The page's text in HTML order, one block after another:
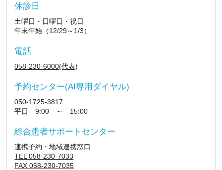
休診日
土曜日・日曜日・祝日
年末年始（12/29～1/3）
電話
058-230-6000(代表)
予約センター(AI専用ダイヤル)
050-1725-3817
平日 9:00 ～ 15:00
総合患者サポートセンター
連携予約・地域連携窓口
TEL 058-230-7033
FAX 058-230-7035